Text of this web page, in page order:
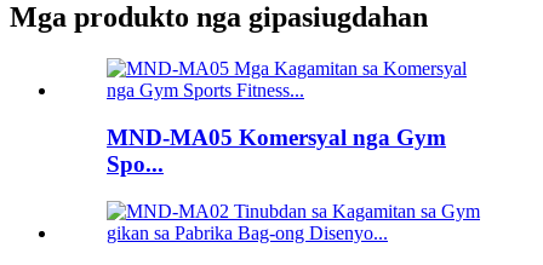
Mga produkto nga gipasiugdahan
MND-MA05 Komersyal nga Gym
Spo...